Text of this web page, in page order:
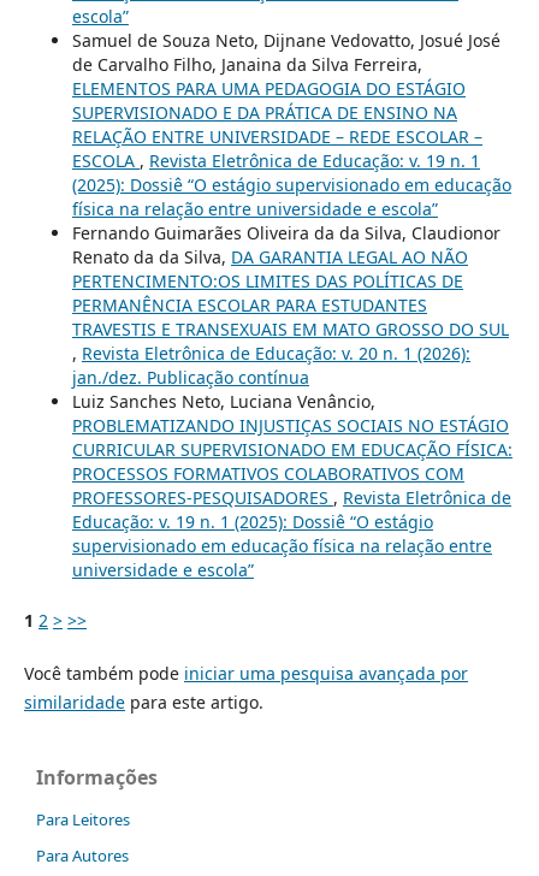
escola”
Samuel de Souza Neto, Dijnane Vedovatto, Josué José
de Carvalho Filho, Janaina da Silva Ferreira,
ELEMENTOS PARA UMA PEDAGOGIA DO ESTÁGIO
SUPERVISIONADO E DA PRÁTICA DE ENSINO NA
RELAÇÃO ENTRE UNIVERSIDADE – REDE ESCOLAR –
ESCOLA , Revista Eletrônica de Educação: v. 19 n. 1
(2025): Dossiê “O estágio supervisionado em educação
física na relação entre universidade e escola”
Fernando Guimarães Oliveira da da Silva, Claudionor
Renato da da Silva, DA GARANTIA LEGAL AO NÃO
PERTENCIMENTO:OS LIMITES DAS POLÍTICAS DE
PERMANÊNCIA ESCOLAR PARA ESTUDANTES
TRAVESTIS E TRANSEXUAIS EM MATO GROSSO DO SUL
, Revista Eletrônica de Educação: v. 20 n. 1 (2026):
jan./dez. Publicação contínua
Luiz Sanches Neto, Luciana Venâncio,
PROBLEMATIZANDO INJUSTIÇAS SOCIAIS NO ESTÁGIO
CURRICULAR SUPERVISIONADO EM EDUCAÇÃO FÍSICA:
PROCESSOS FORMATIVOS COLABORATIVOS COM
PROFESSORES-PESQUISADORES , Revista Eletrônica de
Educação: v. 19 n. 1 (2025): Dossiê “O estágio
supervisionado em educação física na relação entre
universidade e escola”
1 2 > >>
Você também pode iniciar uma pesquisa avançada por
similaridadepara este artigo.
Informações
Para Leitores
Para Autores